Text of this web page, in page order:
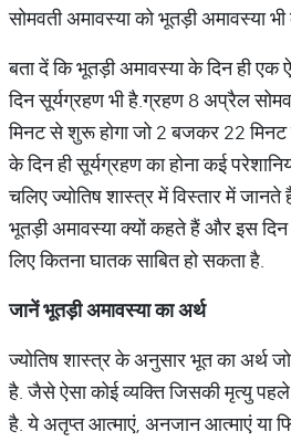
सोमवती अमावस्या को भूतड़ी अमावस्या भी
बता दें कि भूतड़ी अमावस्या के दिन ही एक
दिन सूर्यग्रहण भी है.ग्रहण 8 अप्रैल
मिनट से शुरू होगा जो 2 बजकर 22 मिनट
के दिन ही सूर्यग्रहण का होना कई
चलिए ज्योतिष शास्त्र में विस्तार में जानते
भूतड़ी अमावस्या क्यों कहते हैं और इस
लिए कितना घातक साबित हो सकता है.
जानेंभूतड़ीअमावस्याकाअर्थ
ज्योतिष शास्त्र के अनुसार भूत का अर्थ
है. जैसे ऐसा कोई व्यक्ति जिसकी मृत्यु
है. ये अतृप्त आत्माएं, अनजान आत्माएं या